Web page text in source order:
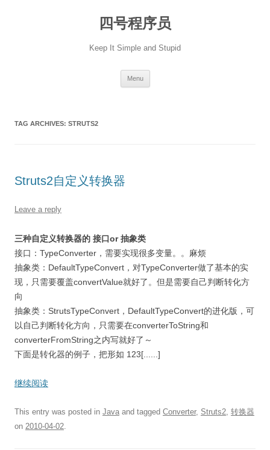
四号程序员
Keep It Simple and Stupid
Menu
TAG ARCHIVES: STRUTS2
Struts2自定义转换器
Leave a reply
三种自定义转换器的 接口or 抽象类
接口：TypeConverter，需要实现很多变量。。麻烦
抽象类：DefaultTypeConvert，对TypeConverter做了基本的实
现，只需要覆盖convertValue就好了。但是需要自己判断转化方
向
抽象类：StrutsTypeConvert，DefaultTypeConvert的进化版，可
以自己判断转化方向，只需要在converterToString和
converterFromString之内写就好了～
下面是转化器的例子，把形如 123[......]
继续阅读
This entry was posted in Java and tagged Converter, Struts2, 转换器
on 2010-04-02.